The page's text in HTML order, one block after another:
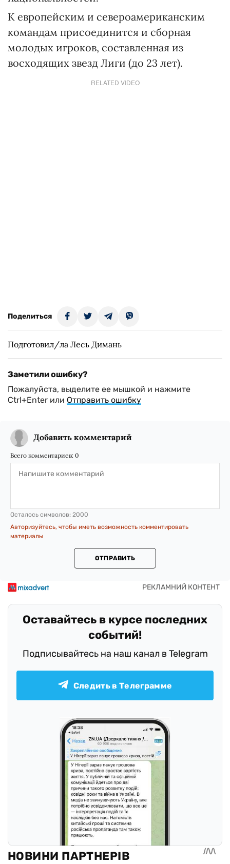
К европейским и североамериканским
командам присоединится и сборная
молодых игроков, составленная из
восходящих звезд Лиги (до 23 лет).
RELATED VIDEO
Поделиться
Подготовил/ла Лесь Димань
Заметили ошибку?
Пожалуйста, выделите ее мышкой и нажмите
Ctrl+Enter или Отправить ошибку
Добавить комментарий
Всего комментариев: 0
Осталось символов: 2000
Авторизуйтесь, чтобы иметь возможность комментировать
материалы
ОТПРАВИТЬ
Оставайтесь в курсе последних
событий!
Подписывайтесь на наш канал в Telegram
Следить в Телеграмме